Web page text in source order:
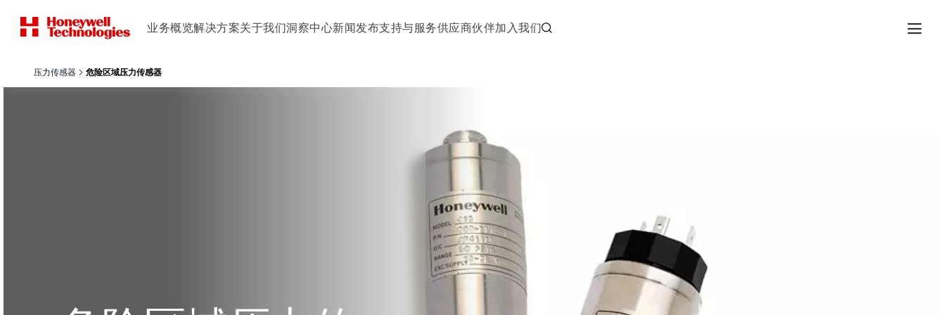
业务概览解决方案关于我们洞察中心新闻发布支持与服务供应商伙伴加入我们
压力传感器 危险区域压力传感器